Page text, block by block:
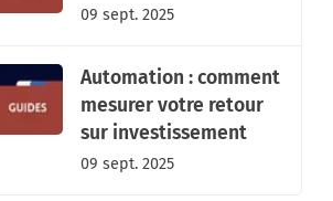
09 sept. 2025
Automation : comment
mesurer votre retour
sur investissement
09 sept. 2025